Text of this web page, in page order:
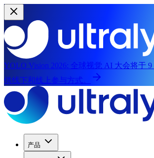
YOLO Vision 2026: 全球视觉 AI 大会将于 9
供线下和线上参与方式。
产品